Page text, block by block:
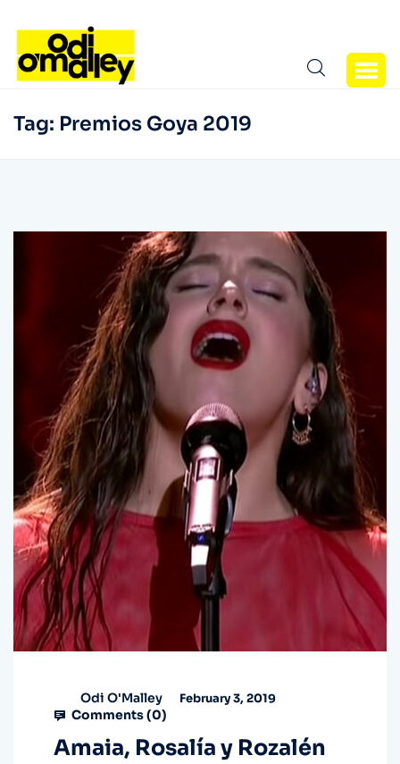
Tag: Premios Goya 2019
Odi O'Malley February 3, 2019
Comments (0)
Amaia, Rosalía y Rozalén